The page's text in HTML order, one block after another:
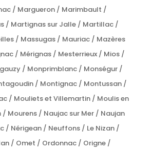
/ Margueron / Marimbault /
/ Martignas sur Jalle / Martillac /
/ Massugas / Mauriac / Mazères
/ Mérignas / Mesterrieux / Mios /
/ Monprimblanc / Monségur /
/ Montignac / Montussan /
/ Mouliets et Villemartin / Moulis en
Mourens / Naujac sur Mer / Naujan
/ Nérigean / Neuffons / Le Nizan /
/ Omet / Ordonnac / Origne /